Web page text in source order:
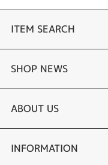
ITEM SEARCH
婚約指輪
結婚指輪
セットリング
SHOP NEWS
選ばれる理由まとめ
お客様の声
ABOUT US
会社概要
INFORMATION